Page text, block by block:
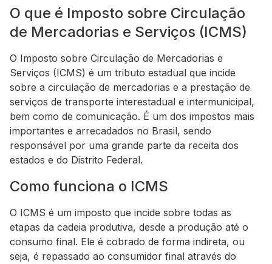
O que é Imposto sobre Circulação
de Mercadorias e Serviços (ICMS)
O Imposto sobre Circulação de Mercadorias e
Serviços (ICMS) é um tributo estadual que incide
sobre a circulação de mercadorias e a prestação de
serviços de transporte interestadual e intermunicipal,
bem como de comunicação. É um dos impostos mais
importantes e arrecadados no Brasil, sendo
responsável por uma grande parte da receita dos
estados e do Distrito Federal.
Como funciona o ICMS
O ICMS é um imposto que incide sobre todas as
etapas da cadeia produtiva, desde a produção até o
consumo final. Ele é cobrado de forma indireta, ou
seja, é repassado ao consumidor final através do